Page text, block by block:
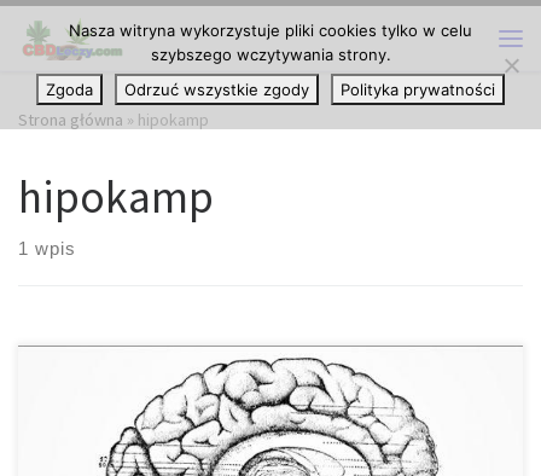
Przejdź do treści
Strona główna » hipokamp
hipokamp
1 wpis
Mimo, że receptory kannabinoidowe można znaleźć zarówno w
neuronach, mózgu macierzystym, jak i w komórkach
Nasza witryna wykorzystuje pliki cookies tylko w celu
szybszego wczytywania strony.
Zgoda
Odrzuć wszystkie zgody Polityka prywatności